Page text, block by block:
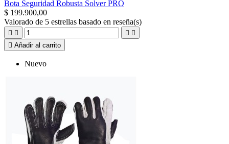
Bota Seguridad Robusta Solver PRO
$ 199.900,00
Valorado de 5 estrellas basado en reseña(s)
   
 Añadir al carrito
Nuevo